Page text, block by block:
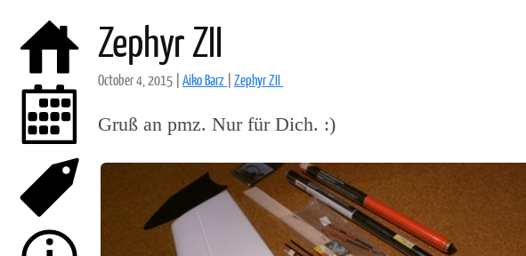
Zephyr ZII
October 4, 2015 Aiko Barz Zephyr ZII
Gruß an pmz. Nur für Dich. :)